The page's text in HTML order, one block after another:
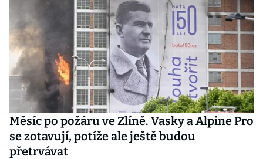
Měsíc po požáru ve Zlíně. Vasky a Alpine Pro
se zotavují, potíže ale ještě budou
přetrvávat